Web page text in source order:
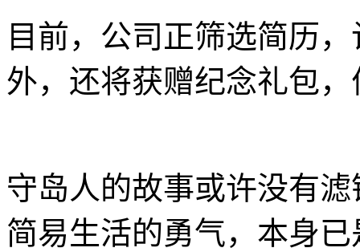
目前，公司正筛选简历
外，还将获赠纪念礼包
守岛人的故事或许没有
简易生活的勇气，本身